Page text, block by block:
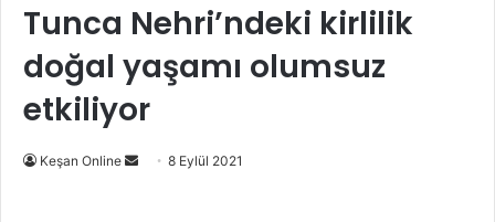
Tunca Nehri’ndeki kirlilik
doğal yaşamı olumsuz
etkiliyor
Keşan Online
Bir
8 Eylül 2021